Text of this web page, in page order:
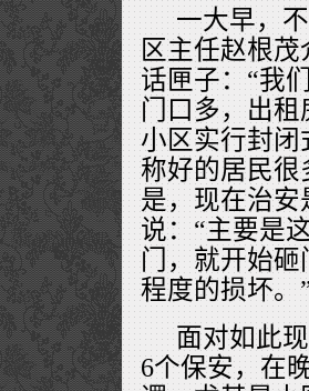
一大早，
区主任赵根
话匣子：“我
门口多，出
小区实行封
称好的居民
是，现在治安
说：“主要是
门，就开始
程度的损坏。
面对如此
6个保安，在